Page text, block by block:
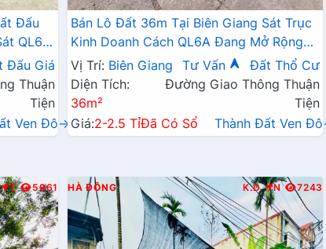
Đấu
QL6A,
Rộng
Đấu Giá
Thuận
Tiện
Ven Đô→
Bán Lô Đất 36m Tại Biên Giang Sát Trục
Kinh Doanh Cách QL6A Đang Mở Rộng
Chỉ Vài Trăm Mét
Vị Trí: Biên Giang Tư Vấn
Đất Thổ Cư
Diện Tích:
36m²
Đường Giao Thông Thuận
Tiện
Giá:2-2.5 TỉĐã Có Sổ Thành Đất Ven
T 5961 HÀ ĐÔNG K.D N 7243